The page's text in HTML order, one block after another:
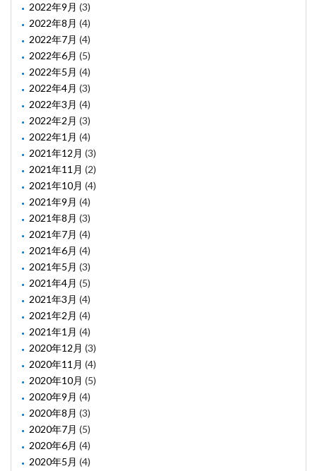
2022年9月 (3)
2022年8月 (4)
2022年7月 (4)
2022年6月 (5)
2022年5月 (4)
2022年4月 (3)
2022年3月 (4)
2022年2月 (3)
2022年1月 (4)
2021年12月 (3)
2021年11月 (2)
2021年10月 (4)
2021年9月 (4)
2021年8月 (3)
2021年7月 (4)
2021年6月 (4)
2021年5月 (3)
2021年4月 (5)
2021年3月 (4)
2021年2月 (4)
2021年1月 (4)
2020年12月 (3)
2020年11月 (4)
2020年10月 (5)
2020年9月 (4)
2020年8月 (3)
2020年7月 (5)
2020年6月 (4)
2020年5月 (4)